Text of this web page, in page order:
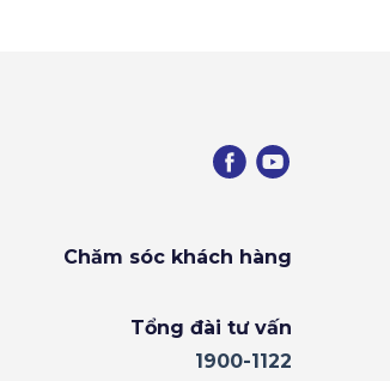
Chăm sóc khách hàng
Tổng đài tư vấn
1900-1122